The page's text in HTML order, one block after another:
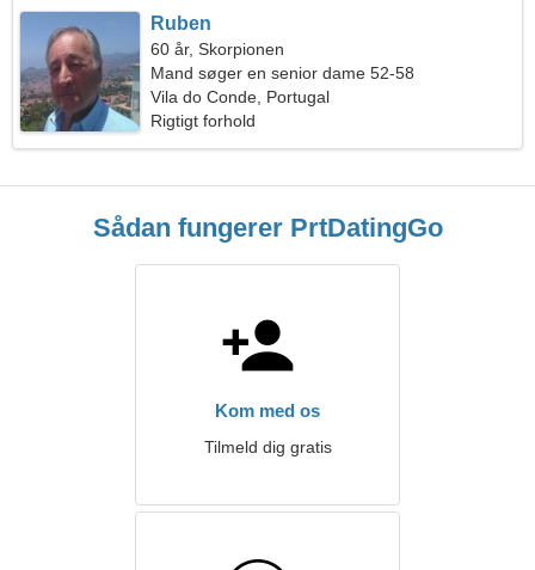
Ruben
60 år, Skorpionen
Mand søger en senior dame 52-58
Vila do Conde, Portugal
Rigtigt forhold
Sådan fungerer PrtDatingGo
Kom med os
Tilmeld dig gratis